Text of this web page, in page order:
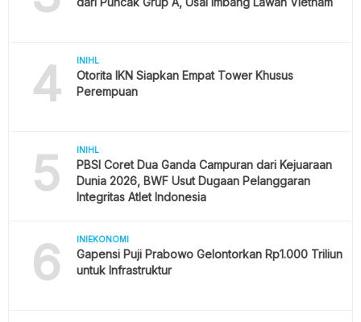
4 INIHL
Otorita IKN Siapkan Empat Tower Khusus
Perempuan
5 INIHL
PBSI Coret Dua Ganda Campuran dari Kejuaraan
Dunia 2026, BWF Usut Dugaan Pelanggaran
Integritas Atlet Indonesia
6 INIEKONOMI
Gapensi Puji Prabowo Gelontorkan Rp1.000 Triliun
untuk Infrastruktur